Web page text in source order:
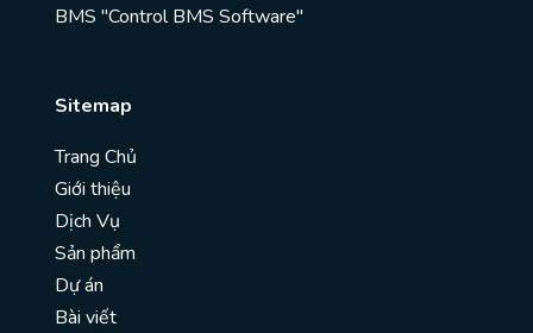
BMS "Control BMS Software"
Sitemap
Trang Chủ
Giới thiệu
Dịch Vụ
Sản phẩm
Dự án
Bài viết